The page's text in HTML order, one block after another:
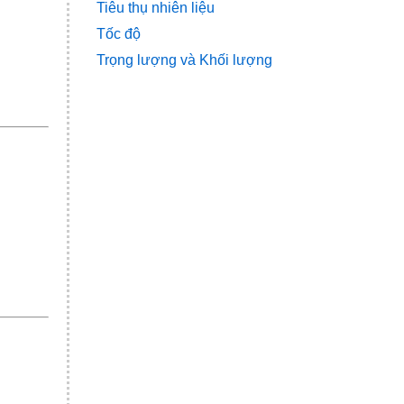
Tiêu thụ nhiên liệu
Tốc độ
Trọng lượng và Khối lượng